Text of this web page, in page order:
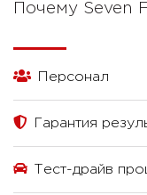
Почему Seven
Персонал
Гарантия
Тест-драйв